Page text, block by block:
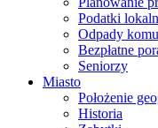
Podatki
Odpady
Bezpłatne
Seniorzy
Miasto
Położenie
Historia